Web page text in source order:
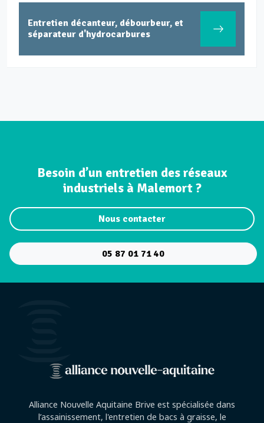
Entretien décanteur, débourbeur, et
séparateur d'hydrocarbures
Besoin d’un entretien des réseaux
industriels à Malemort ?
Nous contacter
05 87 01 71 40
Alliance Nouvelle Aquitaine Brive est spécialisée dans
l’assainissement, l'entretien de bacs à graisse, le